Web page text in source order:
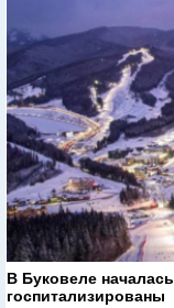
В Буковеле
госпитализированы